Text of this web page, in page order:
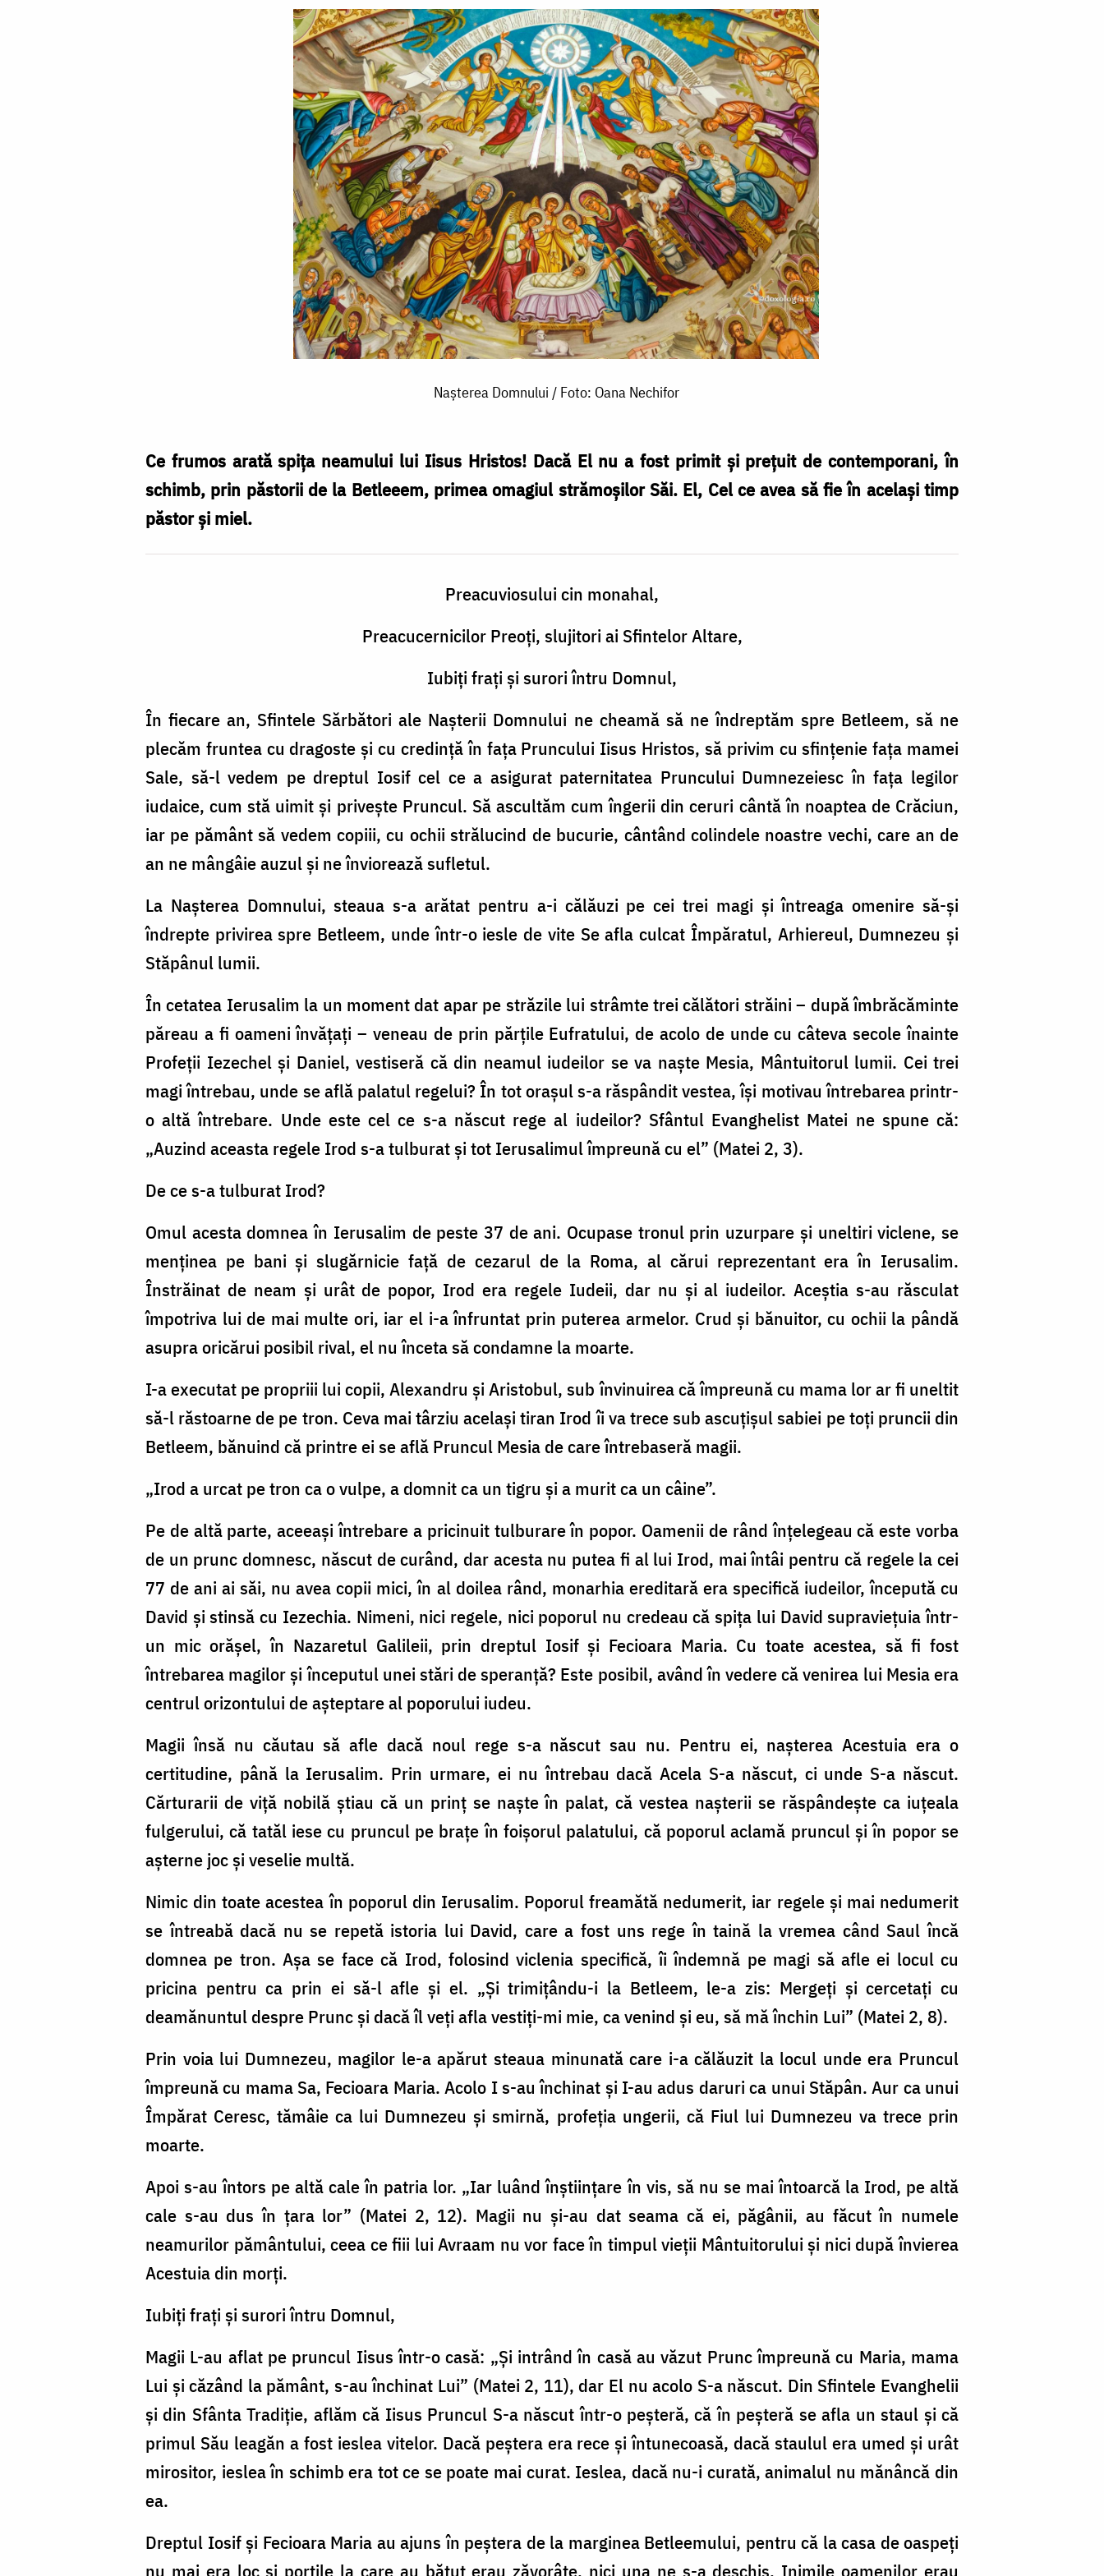
Nașterea Domnului / Foto: Oana Nechifor
Ce frumos arată spița neamului lui Iisus Hristos! Dacă El nu a fost primit și prețuit de contemporani, în
schimb, prin păstorii de la Betleeem, primea omagiul strămoșilor Săi. El, Cel ce avea să fie în același timp
păstor și miel.
Preacuviosului cin monahal,
Preacucernicilor Preoți, slujitori ai Sfintelor Altare,
Iubiţi fraţi și surori întru Domnul,
În fiecare an, Sfintele Sărbători ale Nașterii Domnului ne cheamă să ne îndreptăm spre Betleem, să ne
plecăm fruntea cu dragoste și cu credință în fața Pruncului Iisus Hristos, să privim cu sfințenie fața mamei
Sale, să-l vedem pe dreptul Iosif cel ce a asigurat paternitatea Pruncului Dumnezeiesc în fața legilor
iudaice, cum stă uimit și privește Pruncul. Să ascultăm cum îngerii din ceruri cântă în noaptea de Crăciun,
iar pe pământ să vedem copiii, cu ochii strălucind de bucurie, cântând colindele noastre vechi, care an de
an ne mângâie auzul și ne înviorează sufletul.
La Nașterea Domnului, steaua s-a arătat pentru a-i călăuzi pe cei trei magi și întreaga omenire să-și
îndrepte privirea spre Betleem, unde într-o iesle de vite Se afla culcat Împăratul, Arhiereul, Dumnezeu și
Stăpânul lumii.
În cetatea Ierusalim la un moment dat apar pe străzile lui strâmte trei călători străini – după îmbrăcăminte
păreau a fi oameni învățați – veneau de prin părțile Eufratului, de acolo de unde cu câteva secole înainte
Profeții Iezechel și Daniel, vestiseră că din neamul iudeilor se va naște Mesia, Mântuitorul lumii. Cei trei
magi întrebau, unde se află palatul regelui? În tot orașul s-a răspândit vestea, își motivau întrebarea printr-
o altă întrebare. Unde este cel ce s-a născut rege al iudeilor? Sfântul Evanghelist Matei ne spune că:
„Auzind aceasta regele Irod s-a tulburat și tot Ierusalimul împreună cu el” (Matei 2, 3).
De ce s-a tulburat Irod?
Omul acesta domnea în Ierusalim de peste 37 de ani. Ocupase tronul prin uzurpare și uneltiri viclene, se
menținea pe bani și slugărnicie față de cezarul de la Roma, al cărui reprezentant era în Ierusalim.
Înstrăinat de neam și urât de popor, Irod era regele Iudeii, dar nu și al iudeilor. Aceștia s-au răsculat
împotriva lui de mai multe ori, iar el i-a înfruntat prin puterea armelor. Crud și bănuitor, cu ochii la pândă
asupra oricărui posibil rival, el nu înceta să condamne la moarte.
I-a executat pe propriii lui copii, Alexandru și Aristobul, sub învinuirea că împreună cu mama lor ar fi uneltit
să-l răstoarne de pe tron. Ceva mai târziu același tiran Irod îi va trece sub ascuțișul sabiei pe toți pruncii din
Betleem, bănuind că printre ei se află Pruncul Mesia de care întrebaseră magii.
„Irod a urcat pe tron ca o vulpe, a domnit ca un tigru și a murit ca un câine”.
Pe de altă parte, aceeași întrebare a pricinuit tulburare în popor. Oamenii de rând înțelegeau că este vorba
de un prunc domnesc, născut de curând, dar acesta nu putea fi al lui Irod, mai întâi pentru că regele la cei
77 de ani ai săi, nu avea copii mici, în al doilea rând, monarhia ereditară era specifică iudeilor, începută cu
David și stinsă cu Iezechia. Nimeni, nici regele, nici poporul nu credeau că spița lui David supraviețuia într-
un mic orășel, în Nazaretul Galileii, prin dreptul Iosif și Fecioara Maria. Cu toate acestea, să fi fost
întrebarea magilor și începutul unei stări de speranță? Este posibil, având în vedere că venirea lui Mesia era
centrul orizontului de așteptare al poporului iudeu.
Magii însă nu căutau să afle dacă noul rege s-a născut sau nu. Pentru ei, nașterea Acestuia era o
certitudine, până la Ierusalim. Prin urmare, ei nu întrebau dacă Acela S-a născut, ci unde S-a născut.
Cărturarii de viță nobilă știau că un prinț se naște în palat, că vestea nașterii se răspândește ca iuțeala
fulgerului, că tatăl iese cu pruncul pe brațe în foișorul palatului, că poporul aclamă pruncul și în popor se
așterne joc și veselie multă.
Nimic din toate acestea în poporul din Ierusalim. Poporul freamătă nedumerit, iar regele și mai nedumerit
se întreabă dacă nu se repetă istoria lui David, care a fost uns rege în taină la vremea când Saul încă
domnea pe tron. Așa se face că Irod, folosind viclenia specifică, îi îndemnă pe magi să afle ei locul cu
pricina pentru ca prin ei să-l afle și el. „Și trimițându-i la Betleem, le-a zis: Mergeți și cercetați cu
deamănuntul despre Prunc și dacă îl veți afla vestiți-mi mie, ca venind și eu, să mă închin Lui” (Matei 2, 8).
Prin voia lui Dumnezeu, magilor le-a apărut steaua minunată care i-a călăuzit la locul unde era Pruncul
împreună cu mama Sa, Fecioara Maria. Acolo I s-au închinat și I-au adus daruri ca unui Stăpân. Aur ca unui
Împărat Ceresc, tămâie ca lui Dumnezeu și smirnă, profeția ungerii, că Fiul lui Dumnezeu va trece prin
moarte.
Apoi s-au întors pe altă cale în patria lor. „Iar luând înștiințare în vis, să nu se mai întoarcă la Irod, pe altă
cale s-au dus în țara lor” (Matei 2, 12). Magii nu și-au dat seama că ei, păgânii, au făcut în numele
neamurilor pământului, ceea ce fiii lui Avraam nu vor face în timpul vieții Mântuitorului și nici după învierea
Acestuia din morți.
Iubiți frați și surori întru Domnul,
Magii L-au aflat pe pruncul Iisus într-o casă: „Și intrând în casă au văzut Prunc împreună cu Maria, mama
Lui și căzând la pământ, s-au închinat Lui” (Matei 2, 11), dar El nu acolo S-a născut. Din Sfintele Evanghelii
și din Sfânta Tradiție, aflăm că Iisus Pruncul S-a născut într-o peșteră, că în peșteră se afla un staul și că
primul Său leagăn a fost ieslea vitelor. Dacă peștera era rece și întunecoasă, dacă staulul era umed și urât
mirositor, ieslea în schimb era tot ce se poate mai curat. Ieslea, dacă nu-i curată, animalul nu mănâncă din
ea.
Dreptul Iosif și Fecioara Maria au ajuns în peștera de la marginea Betleemului, pentru că la casa de oaspeți
nu mai era loc și porțile la care au bătut erau zăvorâte, nici una ne s-a deschis. Inimile oamenilor erau